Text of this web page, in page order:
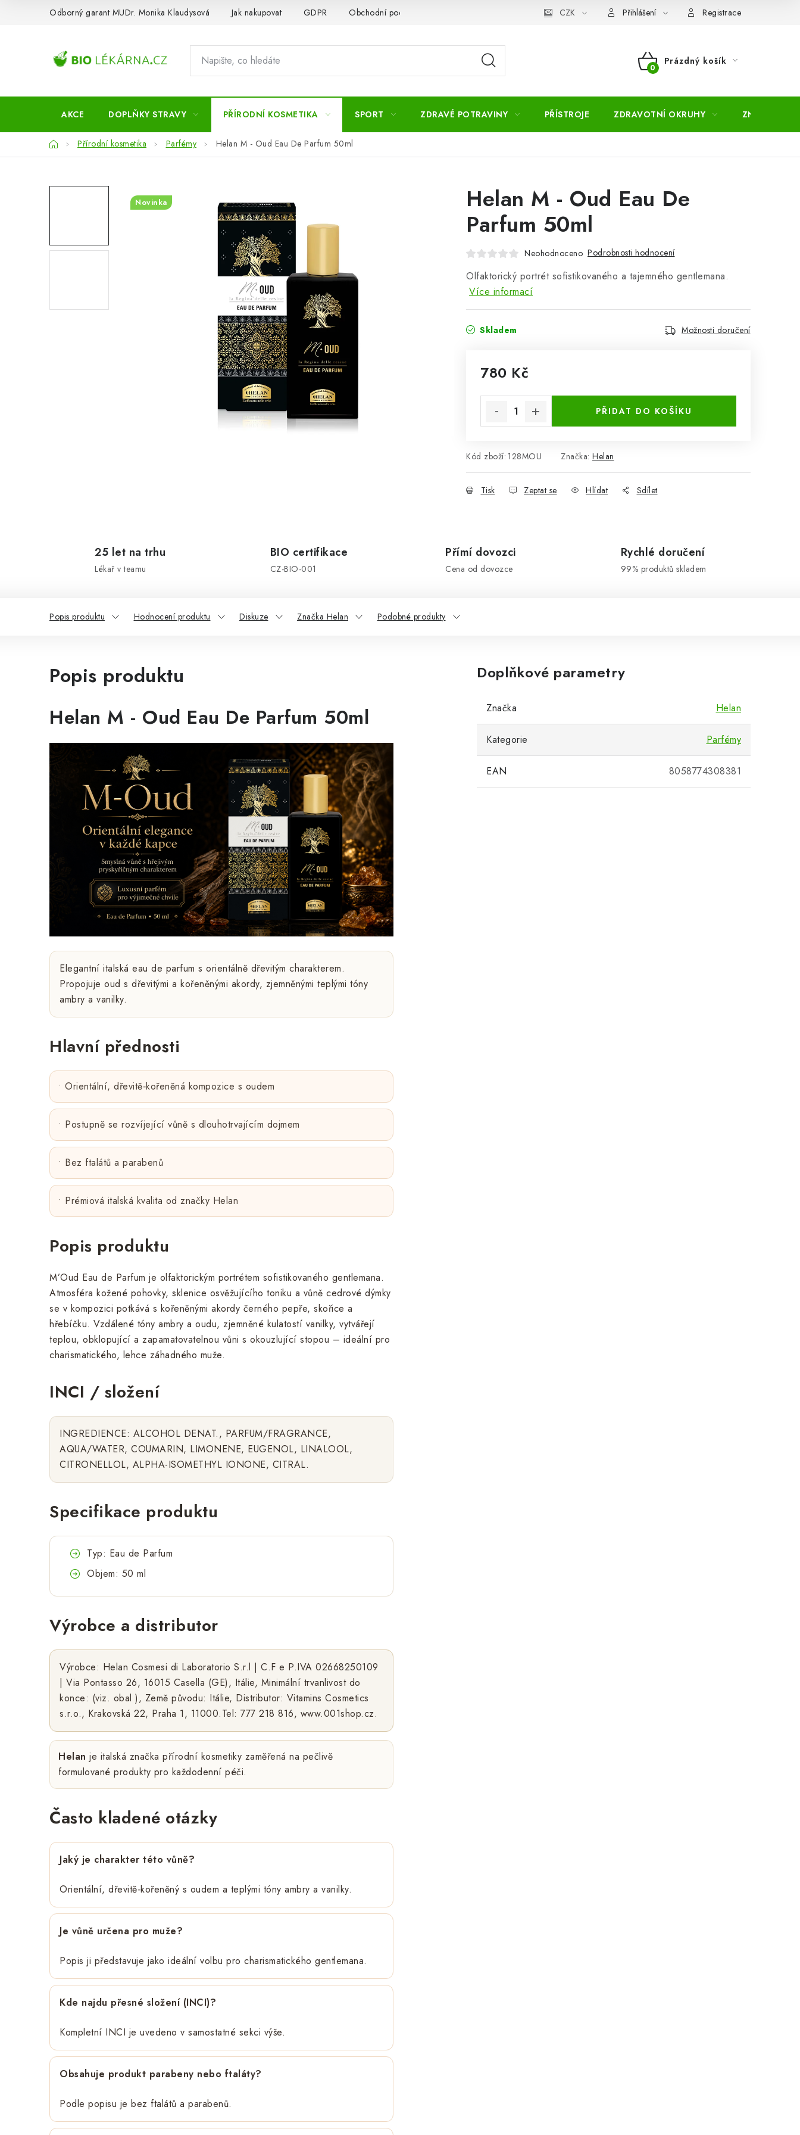
Odborný garant MUDr. Monika Klaudysová Jak nakupovat GDPR Obchodní podmínky Slovník pojmů Moje objednávka Mapa serveru
CZK Přihlášení Registrace
NÁKUPNÍ
Prázdný košík
AKCE DOPLŇKY STRAVY PŘÍRODNÍ KOSMETIKA SPORT ZDRAVÉ POTRAVINY PŘÍSTROJE ZDRAVOTNÍ OKRUHY ZNAČKY
DomůPřírodní kosmetika Parfémy Helan M - Oud Eau De Parfum 50ml
Helan M - Oud Eau De
Parfum 50ml
Neohodnoceno Podrobnosti hodnocení
Olfaktorický portrét sofistikovaného a tajemného gentlemana.
Více informací
Skladem Možnosti doručení
780 Kč
PŘIDAT DO KOŠÍKU
Kód zboží: 128MOU Značka: Helan
Tisk Zeptat se Hlídat Sdílet
Novinka
25 let na trhu
Lékař v teamu
BIO certifikace
CZ-BIO-001
Přímí dovozci
Cena od dovozce
Rychlé doručení
99% produktů skladem
Popis produktu Hodnocení produktu Diskuze Značka Helan Podobné produkty
Popis produktu
Helan M - Oud Eau De Parfum 50ml
Elegantní italská eau de parfum s orientálně dřevitým charakterem.
Propojuje oud s dřevitými a kořeněnými akordy, zjemněnými teplými tóny
ambry a vanilky.
Hlavní přednosti
• Orientální, dřevitě‑kořeněná kompozice s oudem
• Postupně se rozvíjející vůně s dlouhotrvajícím dojmem
• Bez ftalátů a parabenů
• Prémiová italská kvalita od značky Helan
Popis produktu
M’Oud Eau de Parfum je olfaktorickým portrétem sofistikovaného gentlemana.
Atmosféra kožené pohovky, sklenice osvěžujícího toniku a vůně cedrové dýmky
se v kompozici potkává s kořeněnými akordy černého pepře, skořice a
hřebíčku. Vzdálené tóny ambry a oudu, zjemněné kulatostí vanilky, vytvářejí
teplou, obklopující a zapamatovatelnou vůni s okouzlující stopou – ideální pro
charismatického, lehce záhadného muže.
INCI / složení
INGREDIENCE: ALCOHOL DENAT., PARFUM/FRAGRANCE,
AQUA/WATER, COUMARIN, LIMONENE, EUGENOL, LINALOOL,
CITRONELLOL, ALPHA-ISOMETHYL IONONE, CITRAL.
Specifikace produktu
Typ: Eau de Parfum
Objem: 50 ml
Výrobce a distributor
Výrobce: Helan Cosmesi di Laboratorio S.r.l | C.F e P.IVA 02668250109
| Via Pontasso 26, 16015 Casella (GE), Itálie, Minimální trvanlivost do
konce: (viz. obal ), Země původu: Itálie, Distributor: Vitamins Cosmetics
s.r.o., Krakovská 22, Praha 1, 11000.Tel: 777 218 816, www.001shop.cz.
Helan je italská značka přírodní kosmetiky zaměřená na pečlivě
formulované produkty pro každodenní péči.
Často kladené otázky
Jaký je charakter této vůně?
Orientální, dřevitě‑kořeněný s oudem a teplými tóny ambry a vanilky.
Je vůně určena pro muže?
Popis ji představuje jako ideální volbu pro charismatického gentlemana.
Kde najdu přesné složení (INCI)?
Kompletní INCI je uvedeno v samostatné sekci výše.
Obsahuje produkt parabeny nebo ftaláty?
Podle popisu je bez ftalátů a parabenů.
Doplňkové parametry
Značka Helan
Kategorie Parfémy
EAN 8058774308381